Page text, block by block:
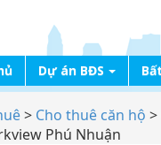
Dự án BĐS
> Cho thuê căn hộ >
Phú Nhuận